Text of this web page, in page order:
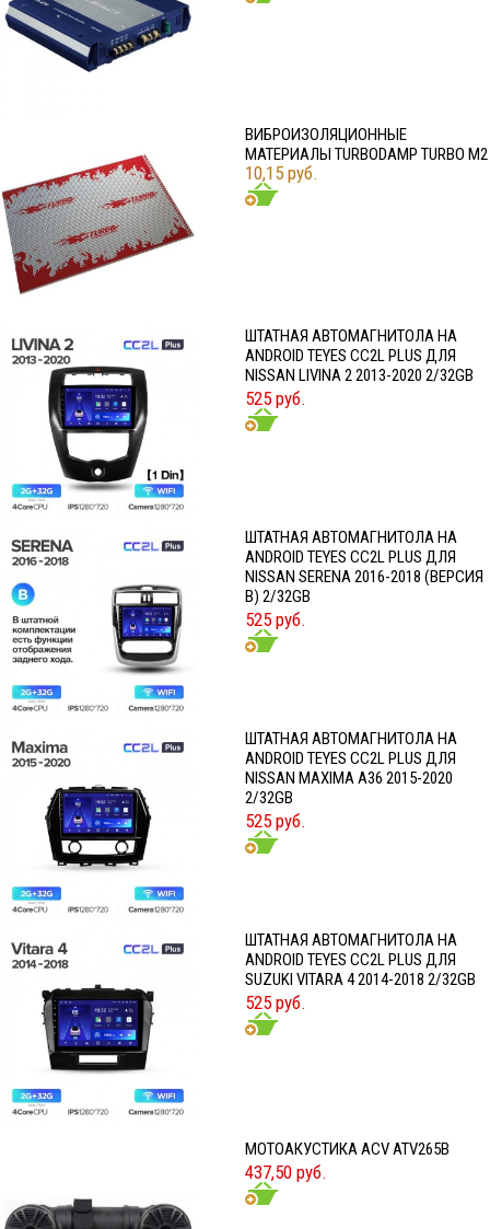
ВИБРОИЗОЛЯЦИОННЫЕ
МАТЕРИАЛЫ TURBODAMP TURBO M2
10,15 руб.
ШТАТНАЯ АВТОМАГНИТОЛА НА
ANDROID TEYES CC2L PLUS ДЛЯ
NISSAN LIVINA 2 2013-2020 2/32GB
525 руб.
ШТАТНАЯ АВТОМАГНИТОЛА НА
ANDROID TEYES CC2L PLUS ДЛЯ
NISSAN SERENA 2016-2018 (ВЕРСИЯ
B) 2/32GB
525 руб.
ШТАТНАЯ АВТОМАГНИТОЛА НА
ANDROID TEYES CC2L PLUS ДЛЯ
NISSAN MAXIMA A36 2015-2020
2/32GB
525 руб.
ШТАТНАЯ АВТОМАГНИТОЛА НА
ANDROID TEYES CC2L PLUS ДЛЯ
SUZUKI VITARA 4 2014-2018 2/32GB
525 руб.
МОТОАКУСТИКА ACV ATV265B
437,50 руб.